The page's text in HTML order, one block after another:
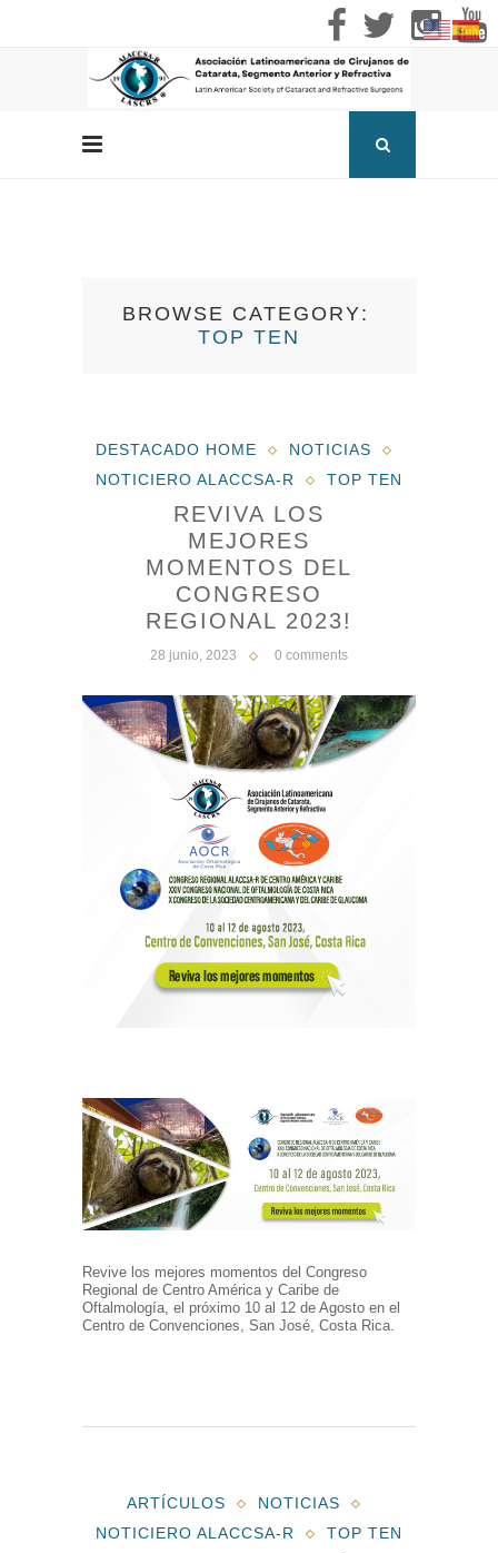
BROWSE CATEGORY
TOP TEN
DESTACADO HOME
NOTICIAS
NOTICIERO ALACCSA-R
TOP TEN
REVIVA LOS
MEJORES
MOMENTOS DEL
CONGRESO
REGIONAL 2023!
28 junio, 2023 0 comments
Revive los mejores momentos del Congreso
Regional de Centro América y Caribe de
Oftalmología, el próximo 10 al 12 de Agosto en el
Centro de Convenciones, San José, Costa Rica.
ARTÍCULOS
NOTICIAS
NOTICIERO ALACCSA-R
TOP TEN